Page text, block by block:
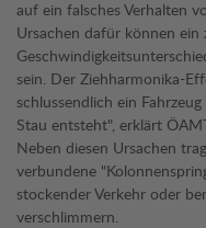
auf ein falsches Verhalten
Ursachen dafür können ein
sein. Der Ziehharmonika-
schlussendlich ein
Stau entsteht", erklärt
Neben diesen Ursachen
verbundene
stockender Verkehr oder
verschlimmern.